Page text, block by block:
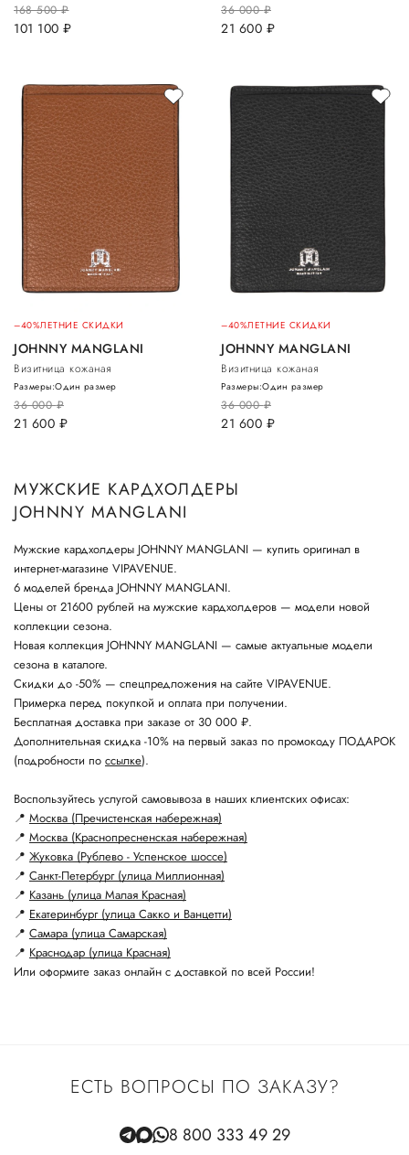
168 500руб.
101 100 руб.
36 000руб.
21 600 руб.
–40%ЛЕТНИЕ СКИДКИ
JOHNNY MANGLANI
Визитница кожаная
36 000руб.
21 600 руб.
Размеры:Один размер
–40%ЛЕТНИЕ СКИДКИ
JOHNNY MANGLANI
Визитница кожаная
36 000руб.
21 600 руб.
Размеры:Один размер
МУЖСКИЕ КАРДХОЛДЕРЫ
JOHNNY MANGLANI
Мужские кардхолдеры JOHNNY MANGLANI — купить оригинал в
интернет-магазине VIPAVENUE.
6 моделей бренда JOHNNY MANGLANI.
Цены от 21600 рублей на мужские кардхолдеров — модели новой
коллекции сезона.
Новая коллекция JOHNNY MANGLANI — самые актуальные модели
сезона в каталоге.
Скидки до -50% — спецпредложения на сайте VIPAVENUE.
Примерка перед покупкой и оплата при получении.
Бесплатная доставка при заказе от 30 000 ₽.
Дополнительная скидка -10% на первый заказ по промокоду ПОДАРОК
(подробности по ссылке).
Воспользуйтесь услугой самовывоза в наших клиентских офисах:
📍 Москва (Пречистенская набережная)
📍 Москва (Краснопресненская набережная)
📍 Жуковка (Рублево - Успенское шоссе)
📍 Санкт-Петербург (улица Миллионная)
📍 Казань (улица Малая Красная)
📍 Екатеринбург (улица Сакко и Ванцетти)
📍 Самара (улица Самарская)
📍 Краснодар (улица Красная)
Или оформите заказ онлайн с доставкой по всей России!
ЕСТЬ ВОПРОСЫ ПО ЗАКАЗУ?
8 800 333 49 29